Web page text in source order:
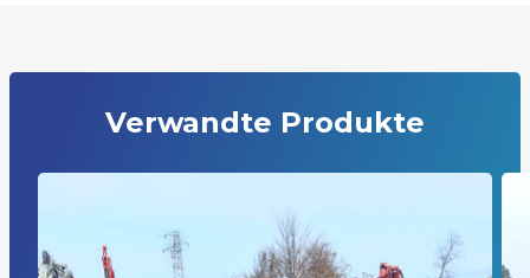
Verwandte Produkte